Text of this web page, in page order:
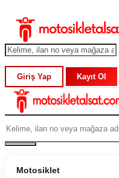
Giriş Yap Kayıt Ol
Motosiklet